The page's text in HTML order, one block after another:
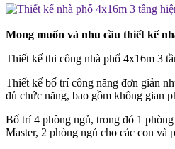
Mong muốn và nhu cầu thiết kế
Thiết kế thi công nhà phố 4x16m 3
Thiết kế bố trí công năng đơn giản
đủ chức năng, bao gồm không gian
Bố trí 4 phòng ngủ, trong đó 1
Master, 2 phòng ngủ cho các con và